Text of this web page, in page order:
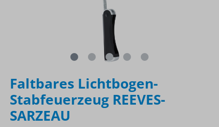
Faltbares Lichtbogen-
Stabfeuerzeug REEVES-
SARZEAU